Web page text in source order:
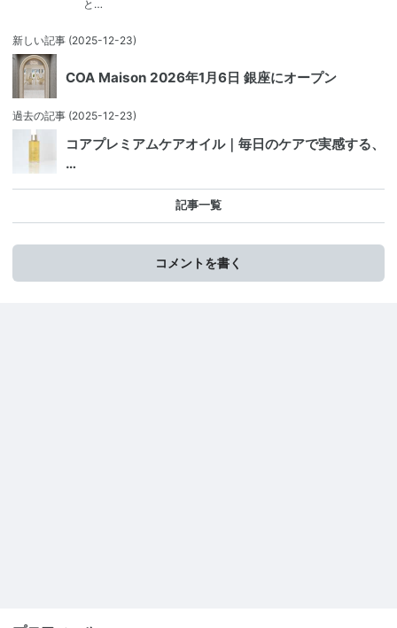
と…
新しい記事 (2025-12-23)
COA Maison 2026年1月6日 銀座にオープン
過去の記事 (2025-12-23)
コアプレミアムケアオイル｜毎日のケアで実感する、
…
記事一覧
コメントを書く